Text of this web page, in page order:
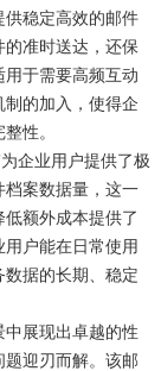
供稳定高效的邮件
准时送达，还保
于需要高频互动
的加入，使得企
性。
企业用户提供了极
案数据量，这一
额外成本提供了
户能在日常使用
据的长期、稳定
展现出卓越的性
迎刃而解。该邮